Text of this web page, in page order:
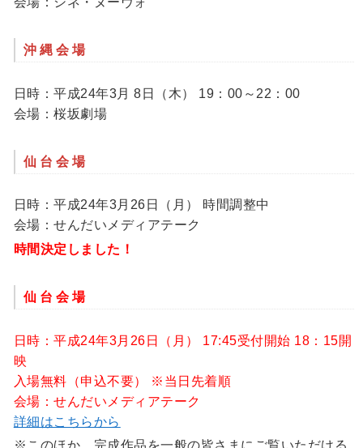
沖縄会場
日時：平成24年3月 8日（木） 19：00～22：00
会場：桜坂劇場
仙台会場
日時：平成24年3月26日（月） 時間調整中
会場：せんだいメディアテーク
時間決定しました！
仙台会場
日時：平成24年3月26日（月） 17:45受付開始 18：15開
映
入場無料（申込不要） ※当日先着順
会場：せんだいメディアテーク
詳細はこちらから